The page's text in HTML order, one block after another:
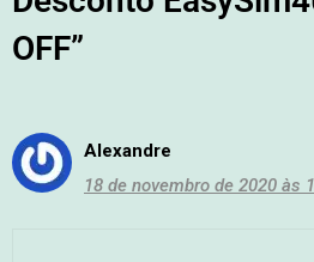
OFF”
Alexandre
18 de novembro de 2020 às